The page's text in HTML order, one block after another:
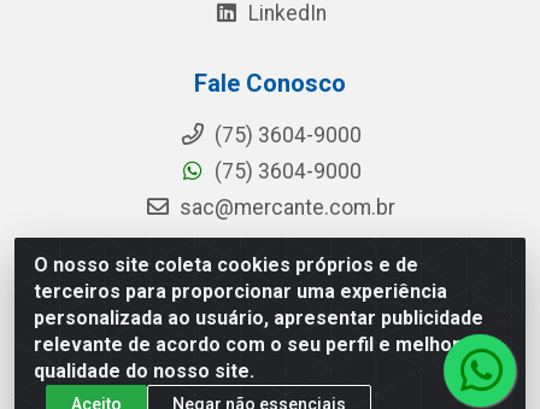
O nosso site coleta cookies próprios e de
terceiros para proporcionar uma experiência
personalizada ao usuário, apresentar publicidade
relevante de acordo com o seu perfil e melhorar a
qualidade do nosso site.
Aceito Negar não essenciais
LinkedIn
Fale Conosco
(75) 3604-9000
(75) 3604-9000
sac@mercante.com.br
Mercante Distribuidora - Rua Mercante, 699 - Aviário, Feira de
Santana/BA - CEP 44.096-218 - CNPJ 96.755.848/0001-08